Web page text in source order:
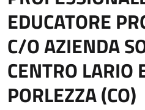
EDUCATORE
C/O AZIENDA
CENTRO LARIO
PORLEZZA (CO)